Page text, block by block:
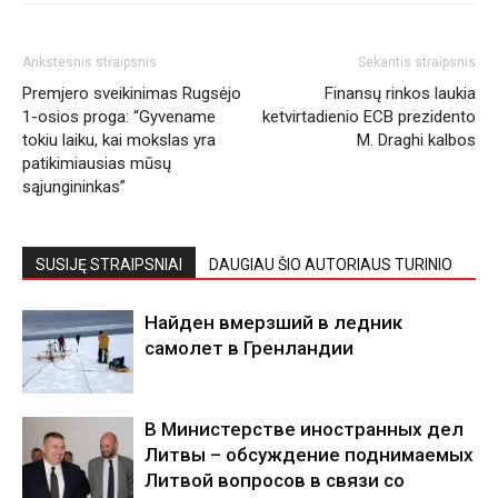
Ankstesnis straipsnis
Premjero sveikinimas Rugsėjo
1-osios proga: “Gyvename
tokiu laiku, kai mokslas yra
patikimiausias mūsų
sąjungininkas”
Sekantis straipsnis
Finansų rinkos laukia
ketvirtadienio ECB prezidento
M. Draghi kalbos
SUSIJĘ STRAIPSNIAI DAUGIAU ŠIO AUTORIAUS TURINIO
Найден вмерзший в ледник
самолет в Гренландии
В Министерстве иностранных дел
Литвы – обсуждение поднимаемых
Литвой вопросов в связи со